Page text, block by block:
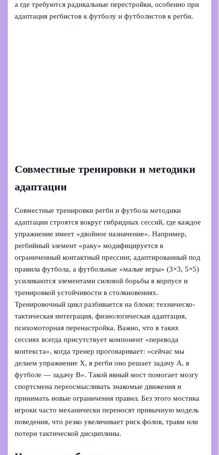
а где требуются радикальные перестройки, особенно при
адаптация регбистов к футболу и футболистов к регби.
Совместные тренировки и методики
адаптации
Совместные тренировки регби и футбола методики
адаптации строятся вокруг гибридных сессий, где каждое
упражнение имеет «двойное назначение». Например,
регбийный элемент «раку» модифицируется в
ограниченный контактный прессинг, адаптированный под
правила футбола, а футбольные «малые игры» (3×3, 5×5)
усиливаются элементами силовой борьбы в корпусе и
тренировкой устойчивости в столкновениях.
Тренировочный цикл разбивается на блоки: техническо-
тактическая интеграция, физиологическая адаптация,
психомоторная перенастройка. Важно, что в таких
сессиях всегда присутствует компонент «перевода
контекста», когда тренер проговаривает: «сейчас мы
делаем упражнение Х, в регби оно решает задачу А, в
футболе — задачу B». Такой явный мост помогает мозгу
спортсмена переосмысливать знакомые движения и
принимать новые ограничения правил. Без этого мостика
игроки часто механически переносят привычную модель
поведения, что резко увеличивает риск фолов, травм или
потери тактической дисциплины.